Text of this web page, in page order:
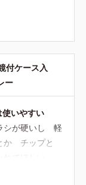
付ケース入
ー
いやすい
シが硬いし 軽
か チップと
てほしい